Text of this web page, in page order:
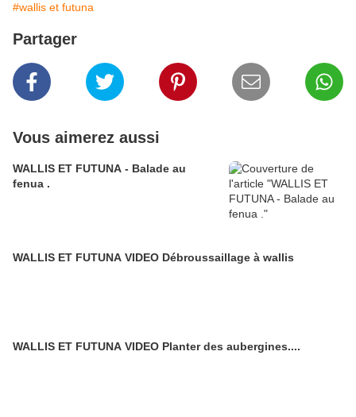
#wallis et futuna
Partager
Vous aimerez aussi
WALLIS ET FUTUNA - Balade au
fenua .
WALLIS ET FUTUNA VIDEO Débroussaillage à wallis
WALLIS ET FUTUNA VIDEO Planter des aubergines....